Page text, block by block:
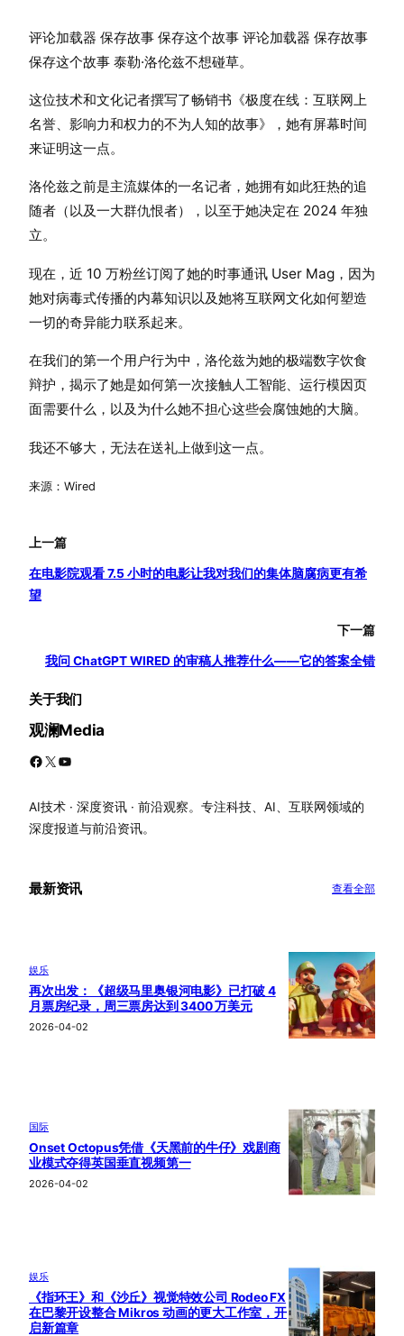
评论加载器 保存故事 保存这个故事 评论加载器 保存故事
保存这个故事 泰勒·洛伦兹不想碰草。
这位技术和文化记者撰写了畅销书《极度在线：互联网上
名誉、影响力和权力的不为人知的故事》，她有屏幕时间
来证明这一点。
洛伦兹之前是主流媒体的一名记者，她拥有如此狂热的追
随者（以及一大群仇恨者），以至于她决定在 2024 年独
立。
现在，近 10 万粉丝订阅了她的时事通讯 User Mag，因为
她对病毒式传播的内幕知识以及她将互联网文化如何塑造
一切的奇异能力联系起来。
在我们的第一个用户行为中，洛伦兹为她的极端数字饮食
辩护，揭示了她是如何第一次接触人工智能、运行模因页
面需要什么，以及为什么她不担心这些会腐蚀她的大脑。
我还不够大，无法在送礼上做到这一点。
来源：Wired
上一篇
在电影院观看 7.5 小时的电影让我对我们的集体脑腐病更有希
望
下一篇
我问 ChatGPT WIRED 的审稿人推荐什么——它的答案全错
关于我们
观澜Media
Facebook X YouTube
AI技术 · 深度资讯 · 前沿观察。专注科技、AI、互联网领域的
深度报道与前沿资讯。
最新资讯 查看全部
娱乐
再次出发：《超级马里奥银河电影》已打破 4
月票房纪录，周三票房达到 3400 万美元
2026-04-02
国际
Onset Octopus凭借《天黑前的牛仔》戏剧商
业模式夺得英国垂直视频第一
2026-04-02
娱乐
《指环王》和《沙丘》视觉特效公司 Rodeo FX
在巴黎开设整合 Mikros 动画的更大工作室，开
启新篇章